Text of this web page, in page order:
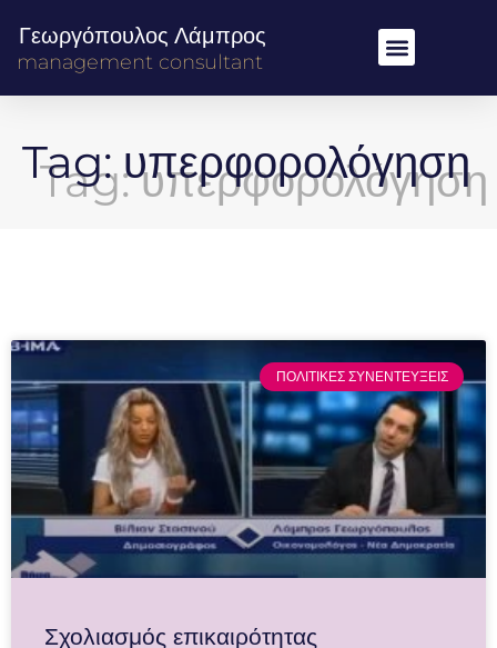
Γεωργόπουλος Λάμπρος
management consultant
Tag: υπερφορολόγηση
ΠΟΛΙΤΙΚΕΣ ΣΥΝΕΝΤΕΥΞΕΙΣ
Σχολιασμός επικαιρότητας